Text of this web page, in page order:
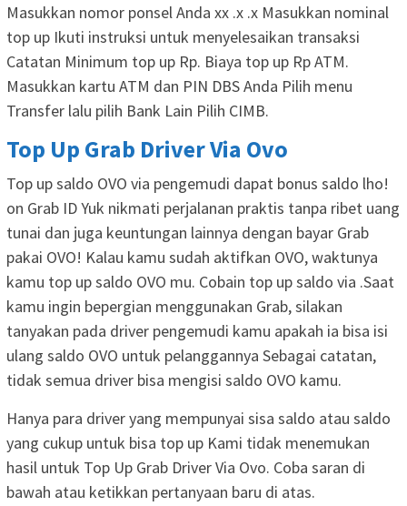
Masukkan nomor ponsel Anda xx .x .x Masukkan nominal
top up Ikuti instruksi untuk menyelesaikan transaksi
Catatan Minimum top up Rp. Biaya top up Rp ATM.
Masukkan kartu ATM dan PIN DBS Anda Pilih menu
Transfer lalu pilih Bank Lain Pilih CIMB.
Top Up Grab Driver Via Ovo
Top up saldo OVO via pengemudi dapat bonus saldo lho!
on Grab ID Yuk nikmati perjalanan praktis tanpa ribet uang
tunai dan juga keuntungan lainnya dengan bayar Grab
pakai OVO! Kalau kamu sudah aktifkan OVO, waktunya
kamu top up saldo OVO mu. Cobain top up saldo via .Saat
kamu ingin bepergian menggunakan Grab, silakan
tanyakan pada driver pengemudi kamu apakah ia bisa isi
ulang saldo OVO untuk pelanggannya Sebagai catatan,
tidak semua driver bisa mengisi saldo OVO kamu.
Hanya para driver yang mempunyai sisa saldo atau saldo
yang cukup untuk bisa top up Kami tidak menemukan
hasil untuk Top Up Grab Driver Via Ovo. Coba saran di
bawah atau ketikkan pertanyaan baru di atas.